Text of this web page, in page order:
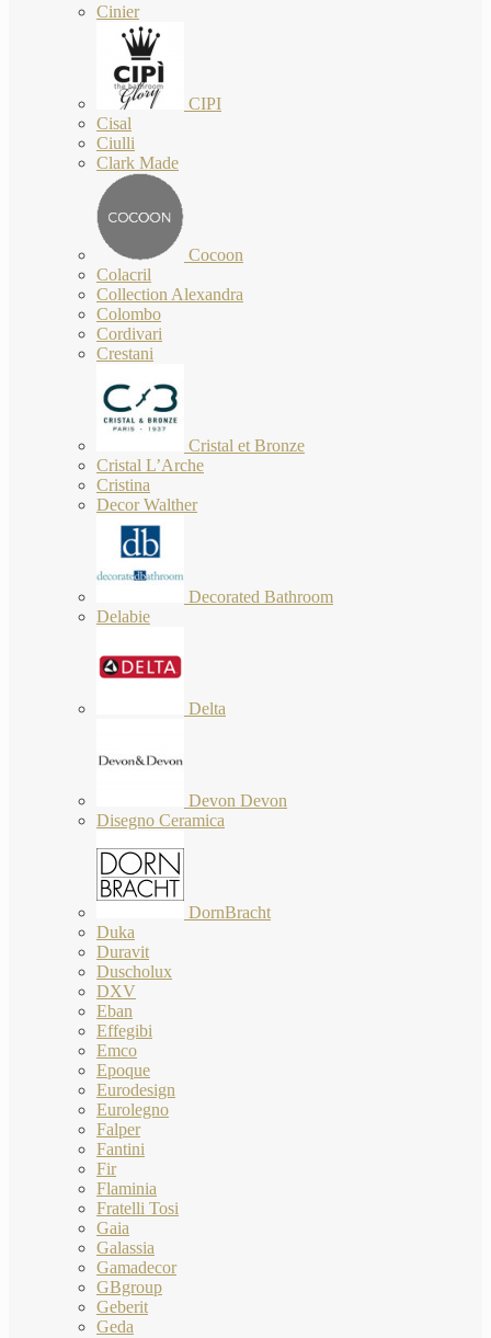
Cinier
CIPI
Cisal
Ciulli
Clark Made
Cocoon
Colacril
Collection Alexandra
Colombo
Cordivari
Crestani
Cristal et Bronze
Cristal L’Arche
Cristina
Decor Walther
Decorated Bathroom
Delabie
Delta
Devon Devon
Disegno Ceramica
DornBracht
Duka
Duravit
Duscholux
DXV
Eban
Effegibi
Emco
Epoque
Eurodesign
Eurolegno
Falper
Fantini
Fir
Flaminia
Fratelli Tosi
Gaia
Galassia
Gamadecor
GBgroup
Geberit
Geda